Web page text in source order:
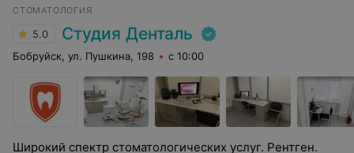
СТОМАТОЛОГИЯ
5.0 Студия Денталь
Бобруйск, ул. Пушкина, 198 с 10:00
Широкий спектр стоматологических услуг. Рентген.